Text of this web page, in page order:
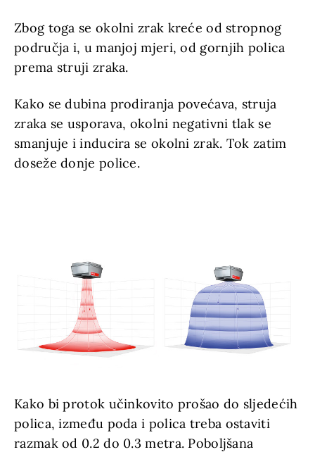
Zbog toga se okolni zrak kreće od stropnog
područja i, u manjoj mjeri, od gornjih polica
prema struji zraka.
Kako se dubina prodiranja povećava, struja
zraka se usporava, okolni negativni tlak se
smanjuje i inducira se okolni zrak. Tok zatim
doseže donje police.
Kako bi protok učinkovito prošao do sljedećih
polica, između poda i polica treba ostaviti
razmak od 0.2 do 0.3 metra. Poboljšana